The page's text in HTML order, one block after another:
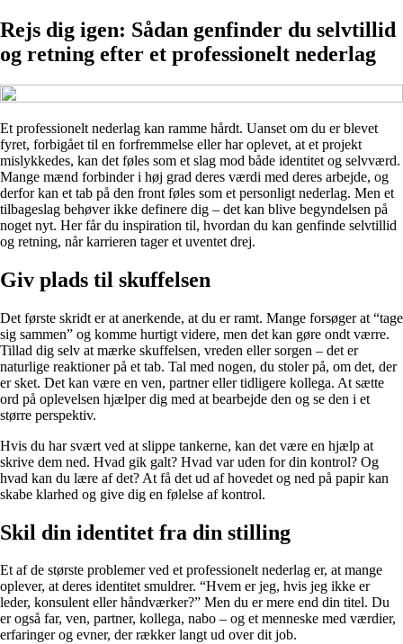
Rejs dig igen: Sådan genfinder du selvtillid
og retning efter et professionelt nederlag
Et professionelt nederlag kan ramme hårdt. Uanset om du er blevet
fyret, forbigået til en forfremmelse eller har oplevet, at et projekt
mislykkedes, kan det føles som et slag mod både identitet og selvværd.
Mange mænd forbinder i høj grad deres værdi med deres arbejde, og
derfor kan et tab på den front føles som et personligt nederlag. Men et
tilbageslag behøver ikke definere dig – det kan blive begyndelsen på
noget nyt. Her får du inspiration til, hvordan du kan genfinde selvtillid
og retning, når karrieren tager et uventet drej.
Giv plads til skuffelsen
Det første skridt er at anerkende, at du er ramt. Mange forsøger at “tage
sig sammen” og komme hurtigt videre, men det kan gøre ondt værre.
Tillad dig selv at mærke skuffelsen, vreden eller sorgen – det er
naturlige reaktioner på et tab. Tal med nogen, du stoler på, om det, der
er sket. Det kan være en ven, partner eller tidligere kollega. At sætte
ord på oplevelsen hjælper dig med at bearbejde den og se den i et
større perspektiv.
Hvis du har svært ved at slippe tankerne, kan det være en hjælp at
skrive dem ned. Hvad gik galt? Hvad var uden for din kontrol? Og
hvad kan du lære af det? At få det ud af hovedet og ned på papir kan
skabe klarhed og give dig en følelse af kontrol.
Skil din identitet fra din stilling
Et af de største problemer ved et professionelt nederlag er, at mange
oplever, at deres identitet smuldrer. “Hvem er jeg, hvis jeg ikke er
leder, konsulent eller håndværker?” Men du er mere end din titel. Du
er også far, ven, partner, kollega, nabo – og et menneske med værdier,
erfaringer og evner, der rækker langt ud over dit job.